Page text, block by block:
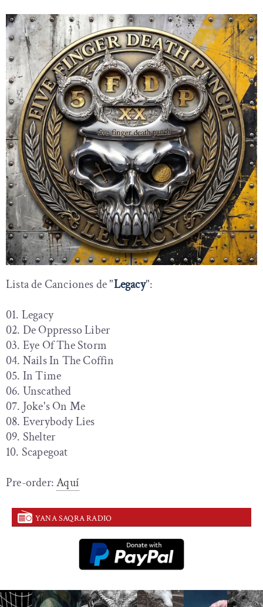
Lista de Canciones de "Legacy":
01. Legacy
02. De Oppresso Liber
03. Eye Of The Storm
04. Nails In The Coffin
05. In Time
06. Unscathed
07. Joke's On Me
08. Everybody Lies
09. Shelter
10. Scapegoat
Pre-order:Aquí
YANA SAQRA RADIO